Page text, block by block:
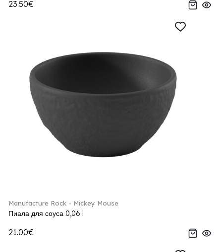
23.50€
Manufacture Rock - Mickey Mouse
Пиала для соуса 0,06 l
21.00€